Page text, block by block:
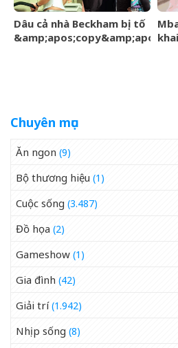
Dâu cả nhà Beckham bị tố
&amp;apos;copy&amp;apos;
Chuyên mục
Ăn ngon (9)
Bộ thương hiệu (1)
Cuộc sống (3.487)
Đồ họa (2)
Gameshow (1)
Gia đình (42)
Giải trí(1.942)
Nhịp sống (8)